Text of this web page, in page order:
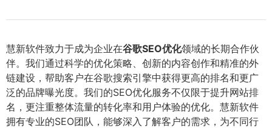
慧新软件致力于成为企业在谷歌SEO优化领域的长期合作伙
伴。我们通过科学的优化策略、创新的内容创作和精准的外
链建设，帮助客户在谷歌搜索引擎中获得更高的排名和更广
泛的品牌曝光度。我们的SEO优化服务不仅限于提升网站排
名，更注重整体流量的转化率和用户体验的优化。慧新软件
拥有专业的SEO团队，能够深入了解客户的需求，为不同行